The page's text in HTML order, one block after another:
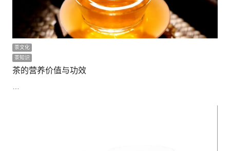
茶文化
茶知识
茶的营养价值与功效